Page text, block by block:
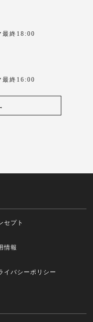
最終18:00
最終16:00
セプト
情報
イバシーポリシー